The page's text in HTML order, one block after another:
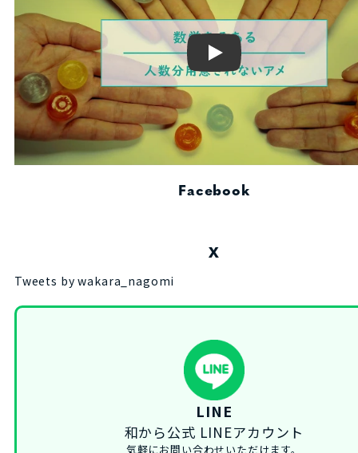
Play
Facebook
X
Tweets by wakara_nagomi
LINE
和から公式 LINEアカウント
気軽にお問い合わせいただけます。